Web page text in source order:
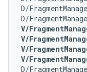
D/
V/
V/
V/
V/